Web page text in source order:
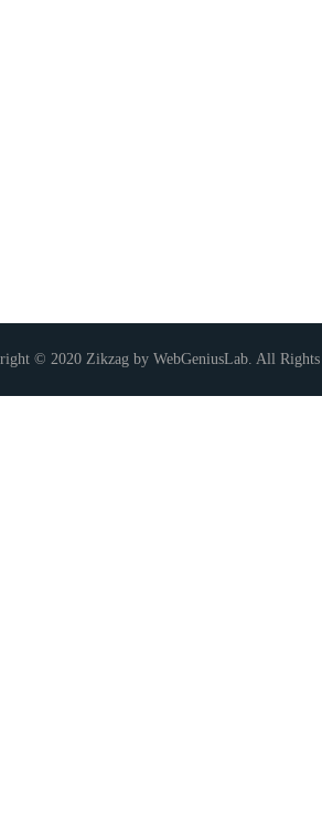
© 2020 Zikzag by WebGeniusLab. All Rights